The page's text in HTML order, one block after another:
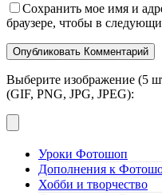
Сохранить мое имя и
браузере, чтобы в
Выберите изображение (5
(GIF, PNG, JPG, JPEG):
Уроки Фотошоп
Дополнения к
Хобби и творчество